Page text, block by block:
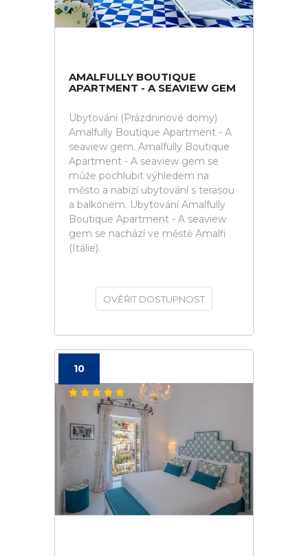
AMALFULLY BOUTIQUE
APARTMENT - A SEAVIEW GEM
Ubytování (Prázdninové domy)
Amalfully Boutique Apartment - A
seaview gem. Amalfully Boutique
Apartment - A seaview gem se
může pochlubit výhledem na
město a nabízí ubytování s terasou
a balkonem. Ubytování Amalfully
Boutique Apartment - A seaview
gem se nachází ve městě Amalfi
(Itálie).
OVĚŘIT DOSTUPNOST
10